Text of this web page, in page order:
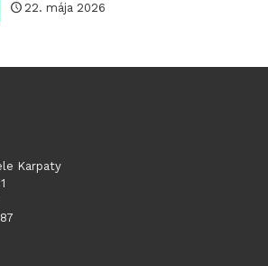
22. mája 2026
Karpaty